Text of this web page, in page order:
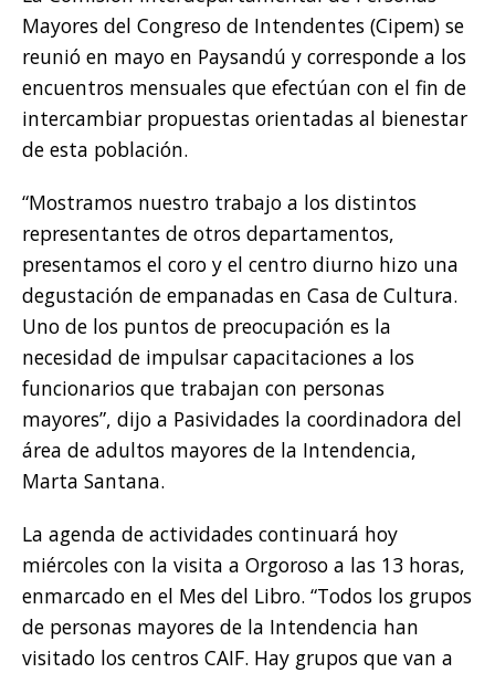
Mayores del Congreso de Intendentes (Cipem) se
reunió en mayo en Paysandú y corresponde a los
encuentros mensuales que efectúan con el fin de
intercambiar propuestas orientadas al bienestar
de esta población.
“Mostramos nuestro trabajo a los distintos
representantes de otros departamentos,
presentamos el coro y el centro diurno hizo una
degustación de empanadas en Casa de Cultura.
Uno de los puntos de preocupación es la
necesidad de impulsar capacitaciones a los
funcionarios que trabajan con personas
mayores”, dijo a Pasividades la coordinadora del
área de adultos mayores de la Intendencia,
Marta Santana.
La agenda de actividades continuará hoy
miércoles con la visita a Orgoroso a las 13 horas,
enmarcado en el Mes del Libro. “Todos los grupos
de personas mayores de la Intendencia han
visitado los centros CAIF. Hay grupos que van a